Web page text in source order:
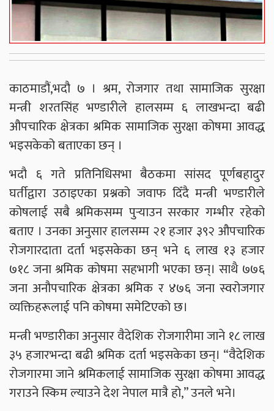
काठमाडौं,भदौ ७ । श्रम, रोजगार तथा सामाजिक सुरक्षा
मन्त्री शरतसिंह भण्डारीले हालसम्म ६ लाखभन्दा बढी
औपचारिक क्षेत्रका श्रमिक सामाजिक सुरक्षा कोषमा आवद्ध
भइसकेको बताएका छन् ।
भदौ ६ गते प्रतिनिधिसभा बैठकमा सांसद पूर्णबहादुर
घर्तीद्वारा उठाइएका प्रश्नको जवाफ दिँदै मन्त्री भण्डारीले
कोषलाई सबै श्रमिकसम्म पुर्‍याउन सरकार गम्भीर रहेको
बताए । उनका अनुसार हालसम्म २१ हजार ३९२ औपचारिक
रोजगारदाता दर्ता भइसकेका छन् भने ६ लाख १३ हजार
७१८ जना श्रमिक कोषमा सहभागी भएका छन्। साथै ७७६
जना अनौपचारिक क्षेत्रका श्रमिक र ४७६ जना स्वरोजगार
व्यक्तिहरूलाई पनि कोषमा समेटिएको छ।
मन्त्री भण्डारीका अनुसार वैदेशिक रोजगारीमा जाने १८ लाख
३५ हजारभन्दा बढी श्रमिक दर्ता भइसकेका छन्। “वैदेशिक
रोजगारमा जाने श्रमिकलाई सामाजिक सुरक्षा कोषमा आवद्ध
गराउने स्किम ल्याउने देश नेपाल मात्रै हो,” उनले भने।